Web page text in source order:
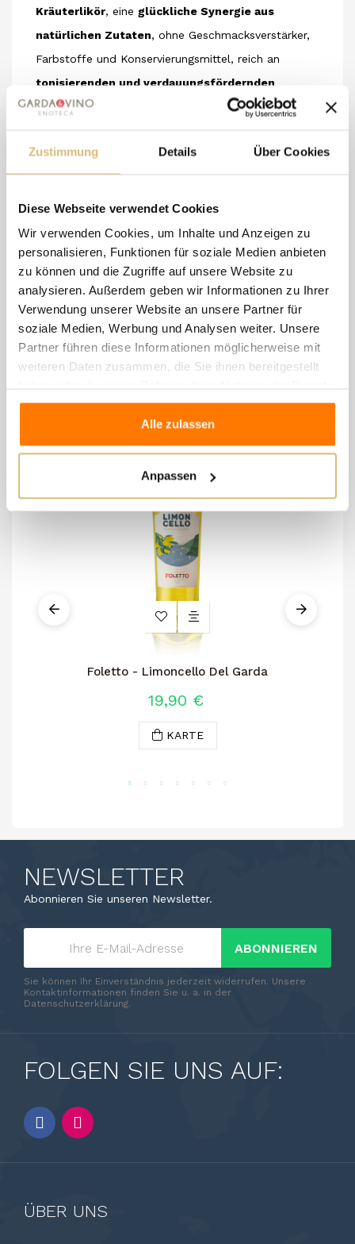
Zustimmung Details Über Cookies
Diese Webseite verwendet Cookies
Wir verwenden Cookies, um Inhalte und Anzeigen zu
personalisieren, Funktionen für soziale Medien anbieten
zu können und die Zugriffe auf unsere Website zu
analysieren. Außerdem geben wir Informationen zu Ihrer
Verwendung unserer Website an unsere Partner für
soziale Medien, Werbung und Analysen weiter. Unsere
Partner führen diese Informationen möglicherweise mit
weiteren Daten zusammen, die Sie ihnen bereitgestellt
gesammelt haben.
Alle zulassen
Anpassen
Kräuterlikör, eine glückliche Synergie aus
natürlichen Zutaten, ohne Geschmacksverstärker,
Farbstoffe und Konservierungsmittel, reich an
tonisierenden und verdauungsfördernden
Eigenschaften
. Ein hervorragender Aperitif- und
nach denalten Kräuterrezepten
2019 mit der Goldmedaille beim
Spirituosen Wettbewerb (ISW) in Neustadt in
Flasche mit 70cl oder Mini-Flasche mit 5 cl
7 andere Artikel in der
gleichen Kategorie:
Foletto - Limoncello Del Garda
19,90 €
KARTE
NEWSLETTER
Abonnieren Sie unseren Newsletter.
ABONNIEREN
Sie können Ihr Einverständnis jederzeit widerrufen. Unsere
Kontaktinformationen finden Sie u. a. in der
Datenschutzerklärung.
FOLGEN SIE UNS AUF:
ÜBER UNS